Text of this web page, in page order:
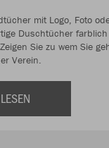
mit Logo, Foto
Duschtücher
Sie zu wem Sie
Verein.